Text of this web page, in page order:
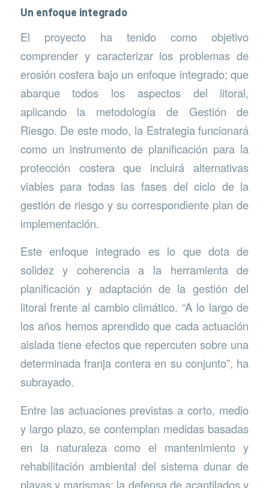
Un enfoque integrado
El proyecto ha tenido como objetivo
comprender y caracterizar los problemas de
erosión costera bajo un enfoque integrado; que
abarque todos los aspectos del litoral,
aplicando la metodología de Gestión de
Riesgo. De este modo, la Estrategia funcionará
como un instrumento de planificación para la
protección costera que incluirá alternativas
viables para todas las fases del ciclo de la
gestión de riesgo y su correspondiente plan de
implementación.
Este enfoque integrado es lo que dota de
solidez y coherencia a la herramienta de
planificación y adaptación de la gestión del
litoral frente al cambio climático. “A lo largo de
los años hemos aprendido que cada actuación
aislada tiene efectos que repercuten sobre una
determinada franja contera en su conjunto”, ha
subrayado.
Entre las actuaciones previstas a corto, medio
y largo plazo, se contemplan medidas basadas
en la naturaleza como el mantenimiento y
rehabilitación ambiental del sistema dunar de
playas y marismas; la defensa de acantilados y